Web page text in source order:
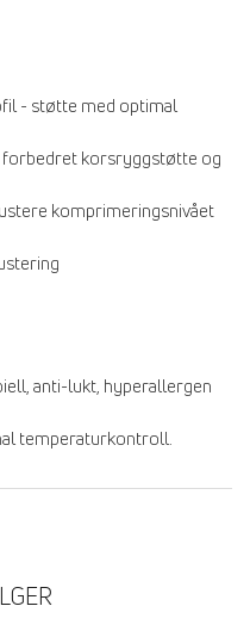
- støtte med optimal
korsryggstøtte og
komprimeringsnivået
anti-lukt, hyperallergen
temperaturkontroll.